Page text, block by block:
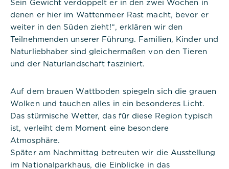
Sein Gewicht verdoppelt er in den zwei Wochen in
denen er hier im Wattenmeer Rast macht, bevor er
weiter in den Süden zieht!“, erklären wir den
Teilnehmenden unserer Führung. Familien, Kinder und
Naturliebhaber sind gleichermaßen von den Tieren
und der Naturlandschaft fasziniert.
Auf dem brauen Wattboden spiegeln sich die grauen
Wolken und tauchen alles in ein besonderes Licht.
Das stürmische Wetter, das für diese Region typisch
ist, verleiht dem Moment eine besondere
Atmosphäre.
Später am Nachmittag betreuten wir die Ausstellung
im Nationalparkhaus, die Einblicke in das
Notwendig
Diese werden für die Grundfunktionen der
Website benötigt und helfen dabei, unsere
Website nutzbar zu machen sowie Zugriffe auf
Cookie Informationen anzeigen
Titel:
PHPSESSID